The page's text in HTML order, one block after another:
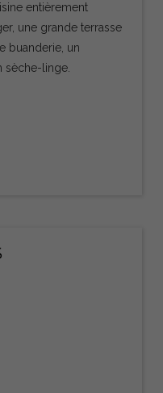
entièrement
une grande terrasse
buanderie, un
sèche-linge.